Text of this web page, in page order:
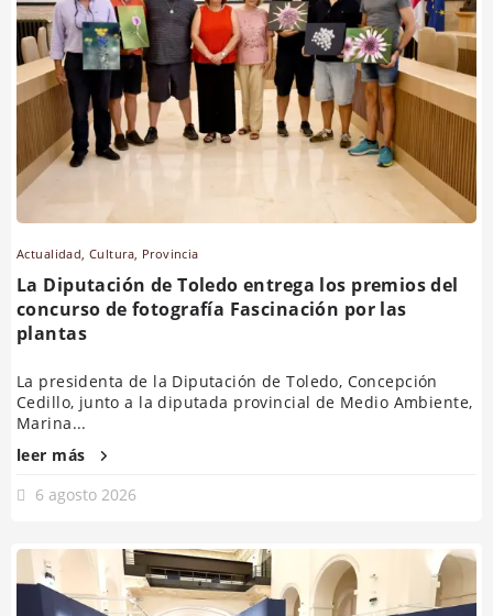
Actualidad,Cultura, Provincia
La Diputación de Toledo entrega los premios del
concurso de fotografía Fascinación por las
plantas
La presidenta de la Diputación de Toledo, Concepción
Cedillo, junto a la diputada provincial de Medio Ambiente,
Marina...
leer más
6 agosto 2026